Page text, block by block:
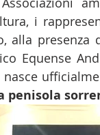
i
alla presenza
Equense
penisola